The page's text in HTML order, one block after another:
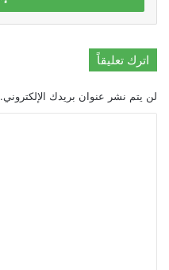
اترك تعليقاً
لن يتم نشر عنوان بريدك الإلكتروني.